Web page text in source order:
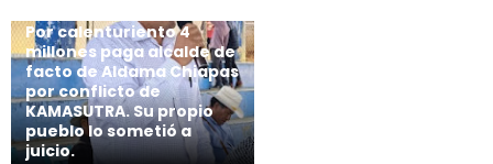
Por calenturiento 4
millones paga alcalde de
facto de Aldama Chiapas
por conflicto de
KAMASUTRA. Su propio
pueblo lo sometió a
juicio.